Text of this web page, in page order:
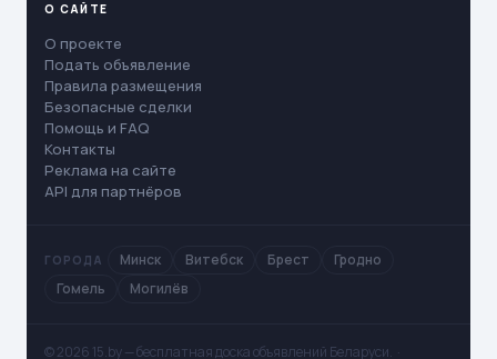
О САЙТЕ
О проекте
Подать объявление
Правила размещения
Безопасные сделки
Помощь и FAQ
Контакты
Реклама на сайте
API для партнёров
ГОРОДА Минск Витебск Брест
Гродно
Гомель
Могилёв
© 2026 15.by — бесплатная доска объявлений Беларуси. ·